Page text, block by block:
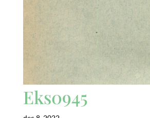
Eks0945